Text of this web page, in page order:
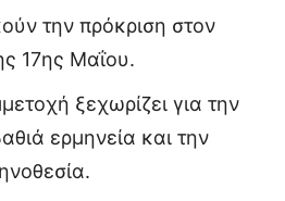
την πρόκριση στον
17ης Μαΐου.
ξεχωρίζει για την
ερμηνεία και την